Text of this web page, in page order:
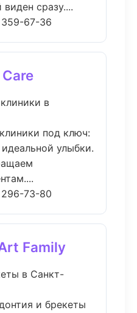
виден сразу....
67-36
в
под ключ:
улыбки.
73-80
Family
в Санкт-
и брекеты